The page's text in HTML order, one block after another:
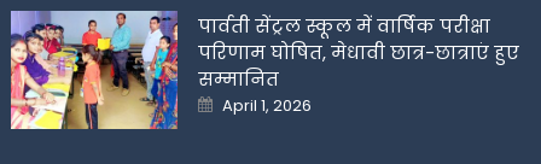
पार्वती सेंट्रल स्कूल में वार्षिक परीक्षा
परिणाम घोषित, मेधावी छात्र-छात्राएं हुए
सम्मानित
Posted
on
April 1, 2026